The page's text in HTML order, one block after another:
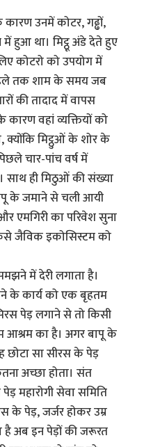
उनमें कोटर, गढ्ढों,
में हुआ था।‌ मिट्ठू अंडे देते हुए
कोटरो को उपयोग में
तक शाम के समय जब
की तादाद में वापस
वहां व्यक्तियों को
क्योंकि मिट्ठुओं के शोर के
चार-पांच वर्ष में
साथ ही मिठुओं की संख्या
के जमाने से चली आयी
एमगिरी का परिवेश सुना
जैविक इकोसिस्टम को
में देरी लगाता है।
के कार्य को एक बृहतम
पेड़ लगाने से तो किसी
आश्रम का है। अगर बापू के
छोटा सा सीरस के पेड़
अच्छा होता। संत
महारोगी सेवा समिति
के पेड़, जर्जर होकर उम्र
है अब इन पेड़ों की जरूरत